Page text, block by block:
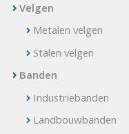
Velgen
Metalen velgen
Stalen velgen
Banden
Industriebanden
Landbouwbanden